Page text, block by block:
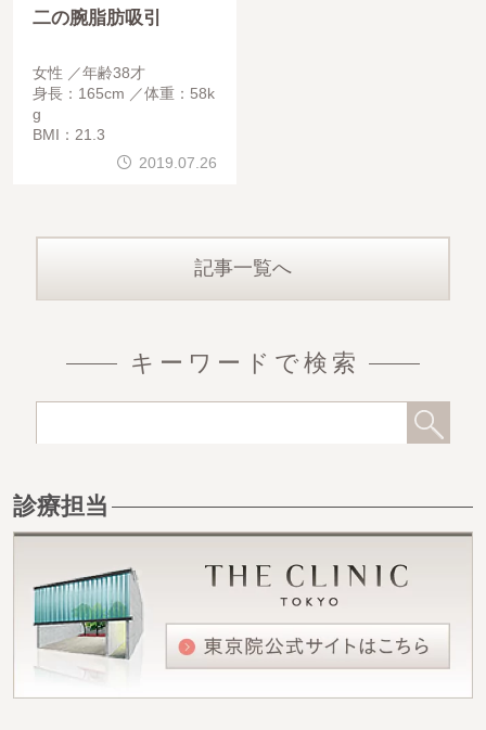
二の腕脂肪吸引
女性
年齢38才
身長：165cm
体重：58k
g
BMI：21.3
2019.07.26
記事一覧へ
キーワードで検索
診療担当